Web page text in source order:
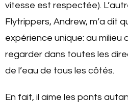
vitesse est respectée).
Flytrippers, Andrew, m’a dit
expérience unique: au milieu
regarder dans toutes les
de l’eau de tous les côtés.
En fait, il aime les ponts